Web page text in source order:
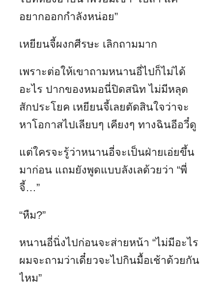
อยากออกกำลังหน่อย”
เหยียนจี้ผงกศีรษะ เลิกถามมาก
เพราะต่อให้เขาถามหนานอี่ไปก็ไม่ได้
อะไร ปากของหมอนี่ปิดสนิท ไม่มีหลุด
สักประโยค เหยียนจี้เลยตัดสินใจว่าจะ
หาโอกาสไปเลียบๆ เคียงๆ ทางฉินอีอวี๋ดู
แต่ใครจะรู้ว่าหนานอี่จะเป็นฝ่ายเอ่ยขึ้น
มาก่อน แถมยังพูดแบบลังเลด้วยว่า “พี่
จี้…”
“หืม?”
หนานอี่นิ่งไปก่อนจะส่ายหน้า “ไม่มีอะไร
ผมจะถามว่าเดี๋ยวจะไปกินมื้อเช้าด้วยกัน
ไหม”